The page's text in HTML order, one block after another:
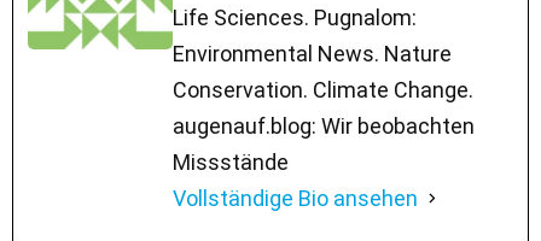
Life Sciences. Pugnalom:
Environmental News. Nature
Conservation. Climate Change.
augenauf.blog: Wir beobachten
Missstände
Vollständige Bio ansehen